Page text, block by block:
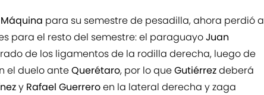
Máquina para su semestre de pesadilla, ahora perdió a
para el resto del semestre: el paraguayoJuan
de los ligamentos de la rodilla derecha, luego de
el duelo anteQuerétaro, por lo queGutiérrezdeberá
y Rafael Guerreroen la lateral derecha y zaga